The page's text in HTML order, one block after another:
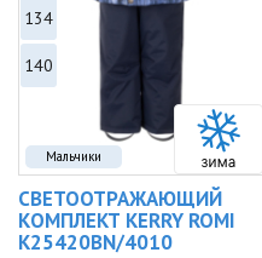
Мальчики
134
140
СВЕТООТРАЖАЮЩИЙ
КОМПЛЕКТ KERRY ROMI
K25420BN/4010